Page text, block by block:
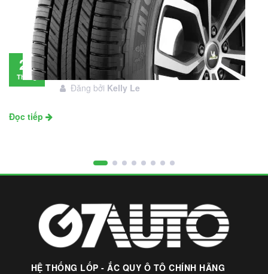
28
Tháng
Đánh giá lốp Michelin Primacy SUV: Đáng
đầu tư không?
Đăng bởi Kelly Le
Đọc tiếp
HỆ THỐNG LỐP - ẮC QUY Ô TÔ CHÍNH HÃNG